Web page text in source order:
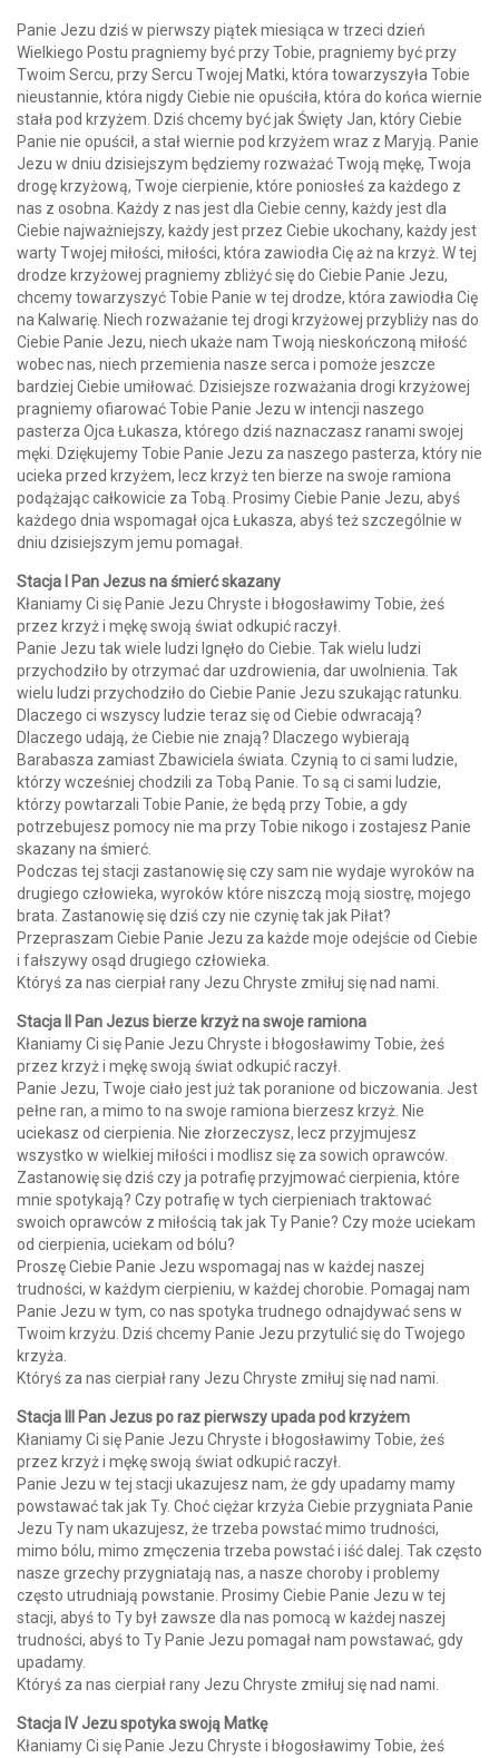
Panie Jezu dziś w pierwszy piątek miesiąca w trzeci dzień
Wielkiego Postu pragniemy być przy Tobie, pragniemy być przy
Twoim Sercu, przy Sercu Twojej Matki, która towarzyszyła Tobie
nieustannie, która nigdy Ciebie nie opuściła, która do końca wiernie
stała pod krzyżem. Dziś chcemy być jak Święty Jan, który Ciebie
Panie nie opuścił, a stał wiernie pod krzyżem wraz z Maryją. Panie
Jezu w dniu dzisiejszym będziemy rozważać Twoją mękę, Twoja
drogę krzyżową, Twoje cierpienie, które poniosłeś za każdego z
nas z osobna. Każdy z nas jest dla Ciebie cenny, każdy jest dla
Ciebie najważniejszy, każdy jest przez Ciebie ukochany, każdy jest
warty Twojej miłości, miłości, która zawiodła Cię aż na krzyż. W tej
drodze krzyżowej pragniemy zbliżyć się do Ciebie Panie Jezu,
chcemy towarzyszyć Tobie Panie w tej drodze, która zawiodła Cię
na Kalwarię. Niech rozważanie tej drogi krzyżowej przybliży nas do
Ciebie Panie Jezu, niech ukaże nam Twoją nieskończoną miłość
wobec nas, niech przemienia nasze serca i pomoże jeszcze
bardziej Ciebie umiłować. Dzisiejsze rozważania drogi krzyżowej
pragniemy ofiarować Tobie Panie Jezu w intencji naszego
pasterza Ojca Łukasza, którego dziś naznaczasz ranami swojej
męki. Dziękujemy Tobie Panie Jezu za naszego pasterza, który nie
ucieka przed krzyżem, lecz krzyż ten bierze na swoje ramiona
podążając całkowicie za Tobą. Prosimy Ciebie Panie Jezu, abyś
każdego dnia wspomagał ojca Łukasza, abyś też szczególnie w
dniu dzisiejszym jemu pomagał.
Stacja I Pan Jezus na śmierć skazany
Kłaniamy Ci się Panie Jezu Chryste i błogosławimy Tobie, żeś
przez krzyż i mękę swoją świat odkupić raczył.
Panie Jezu tak wiele ludzi lgnęło do Ciebie. Tak wielu ludzi
przychodziło by otrzymać dar uzdrowienia, dar uwolnienia. Tak
wielu ludzi przychodziło do Ciebie Panie Jezu szukając ratunku.
Dlaczego ci wszyscy ludzie teraz się od Ciebie odwracają?
Dlaczego udają, że Ciebie nie znają? Dlaczego wybierają
Barabasza zamiast Zbawiciela świata. Czynią to ci sami ludzie,
którzy wcześniej chodzili za Tobą Panie. To są ci sami ludzie,
którzy powtarzali Tobie Panie, że będą przy Tobie, a gdy
potrzebujesz pomocy nie ma przy Tobie nikogo i zostajesz Panie
skazany na śmierć.
Podczas tej stacji zastanowię się czy sam nie wydaje wyroków na
drugiego człowieka, wyroków które niszczą moją siostrę, mojego
brata. Zastanowię się dziś czy nie czynię tak jak Piłat?
Przepraszam Ciebie Panie Jezu za każde moje odejście od Ciebie
i fałszywy osąd drugiego człowieka.
Któryś za nas cierpiał rany Jezu Chryste zmiłuj się nad nami.
Stacja II Pan Jezus bierze krzyż na swoje ramiona
Kłaniamy Ci się Panie Jezu Chryste i błogosławimy Tobie, żeś
przez krzyż i mękę swoją świat odkupić raczył.
Panie Jezu, Twoje ciało jest już tak poranione od biczowania. Jest
pełne ran, a mimo to na swoje ramiona bierzesz krzyż. Nie
uciekasz od cierpienia. Nie złorzeczysz, lecz przyjmujesz
wszystko w wielkiej miłości i modlisz się za sowich oprawców.
Zastanowię się dziś czy ja potrafię przyjmować cierpienia, które
mnie spotykają? Czy potrafię w tych cierpieniach traktować
swoich oprawców z miłością tak jak Ty Panie? Czy może uciekam
od cierpienia, uciekam od bólu?
Proszę Ciebie Panie Jezu wspomagaj nas w każdej naszej
trudności, w każdym cierpieniu, w każdej chorobie. Pomagaj nam
Panie Jezu w tym, co nas spotyka trudnego odnajdywać sens w
Twoim krzyżu. Dziś chcemy Panie Jezu przytulić się do Twojego
krzyża.
Któryś za nas cierpiał rany Jezu Chryste zmiłuj się nad nami.
Stacja III Pan Jezus po raz pierwszy upada pod krzyżem
Kłaniamy Ci się Panie Jezu Chryste i błogosławimy Tobie, żeś
przez krzyż i mękę swoją świat odkupić raczył.
Panie Jezu w tej stacji ukazujesz nam, że gdy upadamy mamy
powstawać tak jak Ty. Choć ciężar krzyża Ciebie przygniata Panie
Jezu Ty nam ukazujesz, że trzeba powstać mimo trudności,
mimo bólu, mimo zmęczenia trzeba powstać i iść dalej. Tak często
nasze grzechy przygniatają nas, a nasze choroby i problemy
często utrudniają powstanie. Prosimy Ciebie Panie Jezu w tej
stacji, abyś to Ty był zawsze dla nas pomocą w każdej naszej
trudności, abyś to Ty Panie Jezu pomagał nam powstawać, gdy
upadamy.
Któryś za nas cierpiał rany Jezu Chryste zmiłuj się nad nami.
Stacja IV Jezu spotyka swoją Matkę
Kłaniamy Ci się Panie Jezu Chryste i błogosławimy Tobie, żeś